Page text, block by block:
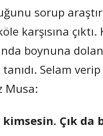
sorup
karşısına çıktı.
boynuna
Selam
Musa:
Çık